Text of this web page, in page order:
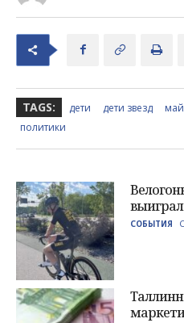
TAGS: дети дети звезд
политики
СОБЫТИЯ